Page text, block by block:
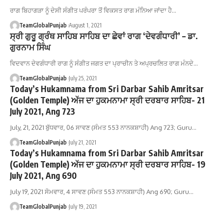
ਰਾਗ ਬਿਹਾਗੜਾ ਨੂੰ ਦੇਸੀ ਸੰਗੀਤ ਪਰੰਪਰਾ ਤੋਂ ਵਿਕਸਤ ਰਾਗ ਮੰਨਿਆ ਜਾਂਦਾ ਹੈ…
TeamGlobalPunjab August 1, 2021
ਸ੍ਰੀ ਗੁਰੂ ਗ੍ਰੰਥ ਸਾਹਿਬ ਸਾਹਿਬ ਦਾ ਛੇਵਾਂ ਰਾਗ ‘ਦੇਵਗੰਧਾਰੀ’ – ਡਾ.
ਗੁਰਨਾਮ ਸਿੰਘ
ਵਿਦਵਾਨ ਦੇਵਗੰਧਾਰੀ ਰਾਗ ਨੂੰ ਸੰਗੀਤ ਜਗਤ ਦਾ ਪ੍ਰਾਚੀਨ ਤੇ ਅਪ੍ਰਚਲਿਤ ਰਾਗ ਮੰਨਦੇ…
TeamGlobalPunjab July 25, 2021
Today’s Hukamnama from Sri Darbar Sahib Amritsar
(Golden Temple) ਅੱਜ ਦਾ ਹੁਕਮਨਾਮਾ ਸ੍ਰੀ ਦਰਬਾਰ ਸਾਹਿਬ- 21
July 2021, Ang 723
July, 21, 2021 ਬੁੱਧਵਾਰ, 06 ਸਾਵਣ (ਸੰਮਤ 553 ਨਾਨਕਸ਼ਾਹੀ) Ang 723; Guru…
TeamGlobalPunjab July 21, 2021
Today’s Hukamnama from Sri Darbar Sahib Amritsar
(Golden Temple) ਅੱਜ ਦਾ ਹੁਕਮਨਾਮਾ ਸ੍ਰੀ ਦਰਬਾਰ ਸਾਹਿਬ- 19
July 2021, Ang 690
July 19, 2021 ਸੋਮਵਾਰ, 4 ਸਾਵਣ (ਸੰਮਤ 553 ਨਾਨਕਸ਼ਾਹੀ) Ang 690; Guru…
TeamGlobalPunjab July 19, 2021